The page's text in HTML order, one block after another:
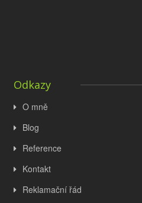
Odkazy
O mně
Blog
Reference
Kontakt
Reklamační řád